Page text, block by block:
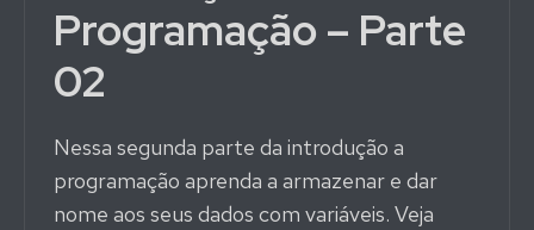
Programação – Parte
02
Nessa segunda parte da introdução a
programação aprenda a armazenar e dar
nome aos seus dados com variáveis. Veja